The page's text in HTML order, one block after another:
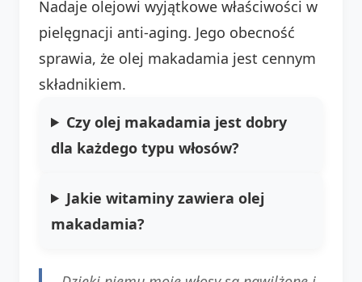
Nadaje olejowi wyjątkowe właściwości w
pielęgnacji anti-aging. Jego obecność
sprawia, że olej makadamia jest cennym
składnikiem.
Czy olej makadamia jest dobry
dla każdego typu włosów?
Jakie witaminy zawiera olej
makadamia?